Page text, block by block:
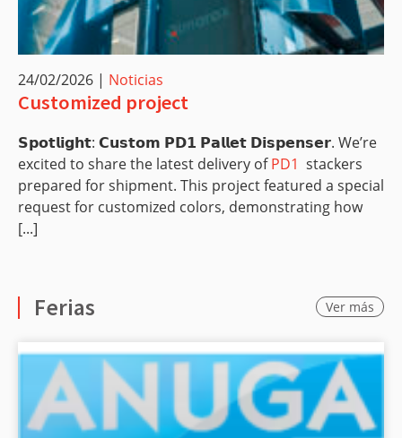
24/02/2026 | Noticias
Customized project
𝗦𝗽𝗼𝘁𝗹𝗶𝗴𝗵𝘁: 𝗖𝘂𝘀𝘁𝗼𝗺 𝗣𝗗𝟭 𝗣𝗮𝗹𝗹𝗲𝘁 𝗗𝗶𝘀𝗽𝗲𝗻𝘀𝗲𝗿. We’re
excited to share the latest delivery ofPD1 stackers
prepared for shipment. This project featured a special
request for customized colors, demonstrating how
[...]
Ferias Ver más